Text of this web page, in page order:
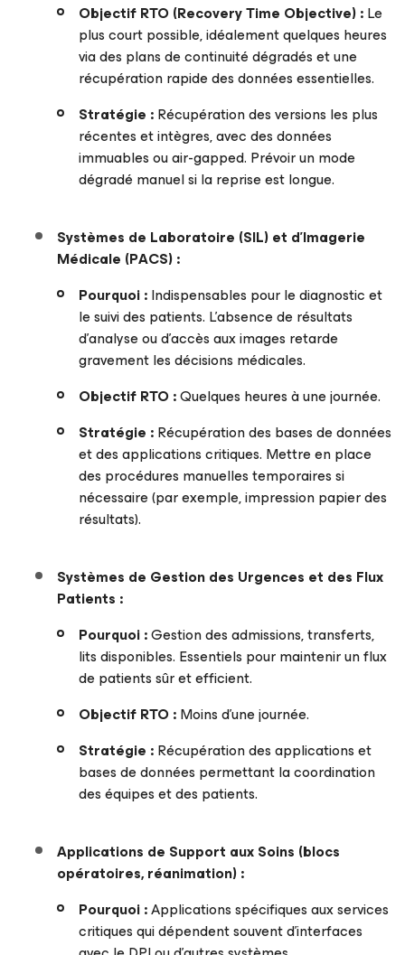
ObjectifRTO(Recovery Time Objective):Le
plus court possible, idéalement quelques heures
via des plans de continuité dégradés et une
récupération rapide des données essentielles.
Stratégie :Récupération des versions les plus
récentes et intègres, avec des données
immuables ou air-gapped. Prévoir un mode
dégradé manuel si la reprise est longue.
Systèmes de Laboratoire (SIL) et d’Imagerie
Médicale (PACS) :
Pourquoi :Indispensables pour le diagnostic et
le suivi des patients. L’absence de résultats
d’analyse ou d’accès aux images retarde
gravement les décisions médicales.
ObjectifRTO:Quelques heures à une journée.
Stratégie :Récupération des bases de données
et des applications critiques. Mettre en place
des procédures manuelles temporaires si
nécessaire (par exemple, impression papier des
résultats).
Systèmes de Gestion des Urgences et des Flux
Patients :
Pourquoi :Gestion des admissions, transferts,
lits disponibles. Essentiels pour maintenir un flux
de patients sûr et efficient.
ObjectifRTO:Moins d’une journée.
Stratégie :Récupération des applications et
bases de données permettant la coordination
des équipes et des patients.
Applications de Support aux Soins (blocs
opératoires, réanimation) :
Pourquoi :Applications spécifiques aux services
critiques qui dépendent souvent d’interfaces